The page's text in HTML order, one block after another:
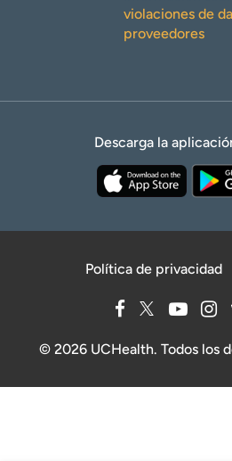
violaciones de
proveedores
Descarga la
Política de privacidad
© 2026 UCHealth. Todos los